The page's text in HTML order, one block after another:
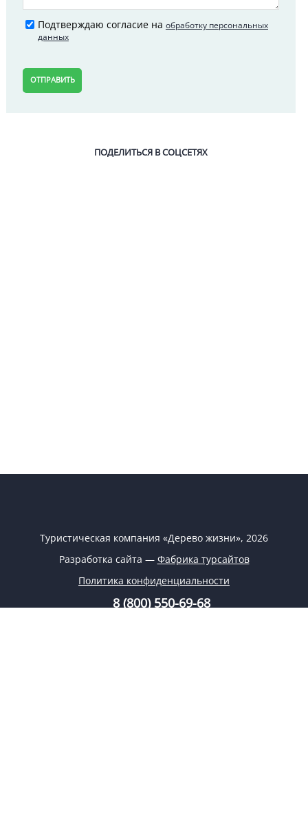
Подтверждаю согласие на обработку персональных
данных
ОТПРАВИТЬ
ПОДЕЛИТЬСЯ В СОЦСЕТЯХ
Туристическая компания «Дерево жизни», 2026
Разработка сайта — Фабрика турсайтов
Политика конфиденциальности
8 (800) 550-69-68